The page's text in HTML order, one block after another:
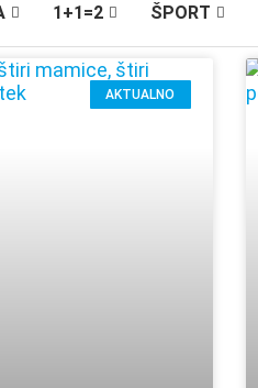
1+1=2 ŠPORT
AKTUALNO